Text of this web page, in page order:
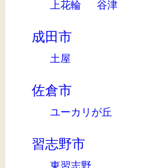
上花輪 谷津
成田市
土屋
佐倉市
ユーカリが丘
習志野市
東習志野